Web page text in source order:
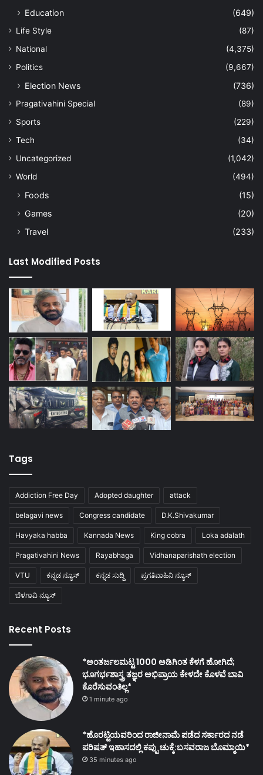
Education
(649)
Life Style
(87)
National
(4,375)
Politics
(9,667)
Election News (736)
Pragativahini Special
(89)
Sports
(229)
Tech
(34)
Uncategorized
(1,042)
World
(494)
Foods
(15)
Games
(20)
Travel
(233)
Last Modified Posts
Tags
Addiction Free Day Adopted daughter attack
belagavi news Congress candidate D.K.Shivakumar
Havyaka habba Kannada News King cobra Loka adalath
Pragativahini News Rayabhaga Vidhanaparishath election
VTU ಕನ್ನಡ ನ್ಯೂಸ್ ಕನ್ನಡ ಸುದ್ದಿ ಪ್ರಗತಿವಾಹಿನಿ ನ್ಯೂಸ್
ಬೆಳಗಾವಿ ನ್ಯೂಸ್
Recent Posts
*ಅಂತರ್ಜಲಮಟ್ಟ 1000 ಅಡಿಗಿಂತ ಕೆಳಗೆ ಹೋಗಿದೆ;
ಭೂಗರ್ಭಶಾಸ್ತ್ರ ತಜ್ಞರ ಅಭಿಪ್ರಾಯ ಕೇಳದೇ ಕೊಳವೆ ಬಾವಿ
ಕೊರೆಸುವಂತಿಲ್ಲ*
1 minute ago
*ಹೊರಟ್ಟಿಯವರಿಂದ ರಾಜೀನಾಮೆ ಪಡೆದ ಸರ್ಕಾರದ ನಡೆ
ಪರಿಷತ್ ಇಹಾಸದಲ್ಲಿ ಕಪ್ಪು ಚುಕ್ಕೆ:ಬಸವರಾಜ ಬೊಮ್ಮಾಯಿ*
35 minutes ago